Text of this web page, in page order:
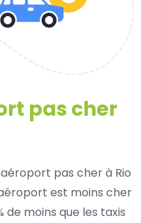
pas cher
pas cher à Rio
est moins cher
de moins que les taxis